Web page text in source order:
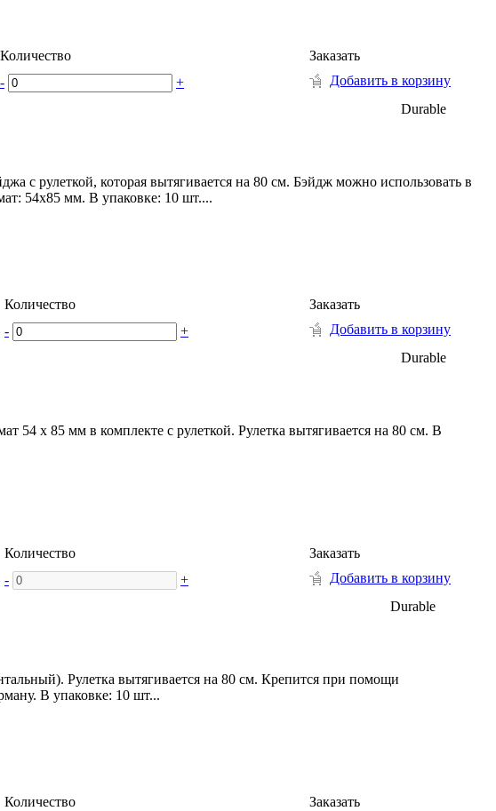
Количество
Заказать
- +
Добавить в корзину
Durable
с рулеткой, которая вытягивается на 80 см. Бэйдж можно использовать в
54х85 мм. В упаковке: 10 шт....
Количество
Заказать
- +
Добавить в корзину
Durable
54 x 85 мм в комплекте с рулеткой. Рулетка вытягивается на 80 см. В
Количество
Заказать
- +
Добавить в корзину
Durable
Рулетка вытягивается на 80 см. Крепится при помощи
В упаковке: 10 шт...
Количество
Заказать